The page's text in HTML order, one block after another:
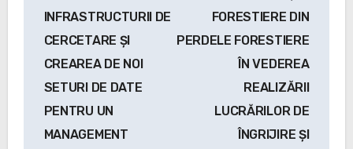
INFRASTRUCTURII DE
CERCETARE ŞI
CREAREA DE NOI
SETURI DE DATE
PENTRU UN
MANAGEMENT
FORESTIERE DIN
PERDELE FORESTIERE
ÎN VEDEREA
REALIZĂRII
LUCRĂRILOR DE
ÎNGRIJIRE ȘI